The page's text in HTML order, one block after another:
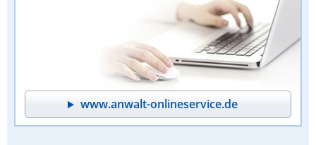
www.anwalt-onlineservice.de